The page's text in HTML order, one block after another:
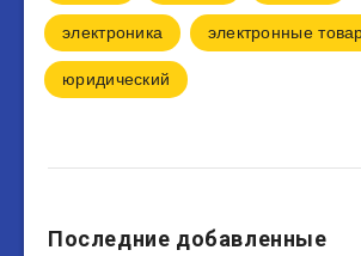
электроника
электронные
юридический
Последние добавленные